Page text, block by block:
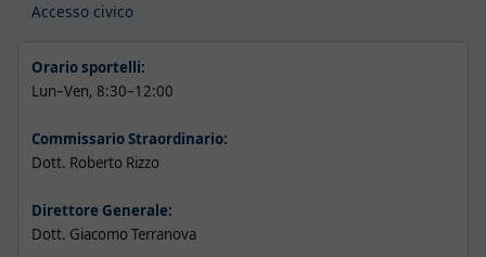
Accesso civico
Orario sportelli:
Lun–Ven, 8:30–12:00
Commissario Straordinario:
Dott. Roberto Rizzo
Direttore Generale:
Dott. Giacomo Terranova